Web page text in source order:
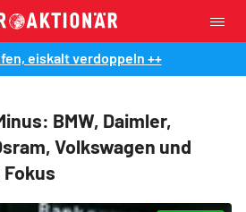
eiskalt verdoppeln ++
BMW, Daimler,
Volkswagen und